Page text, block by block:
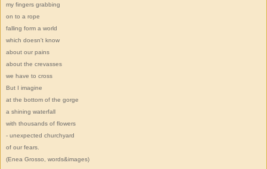
my fingers grabbing
on to a rope
falling form a world
which doesn't know
about our pains
about the crevasses
we have to cross
But I imagine
at the bottom of the gorge
a shining waterfall
with thousands of flowers
- unexpected churchyard
of our fears.
(Enea Grosso, words&images)